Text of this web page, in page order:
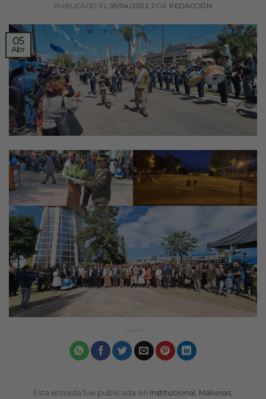
PUBLICADO EL 05/04/2022 POR REDACCIÓN
05
Abr
Esta entrada fue publicada en Institucional Malvinas